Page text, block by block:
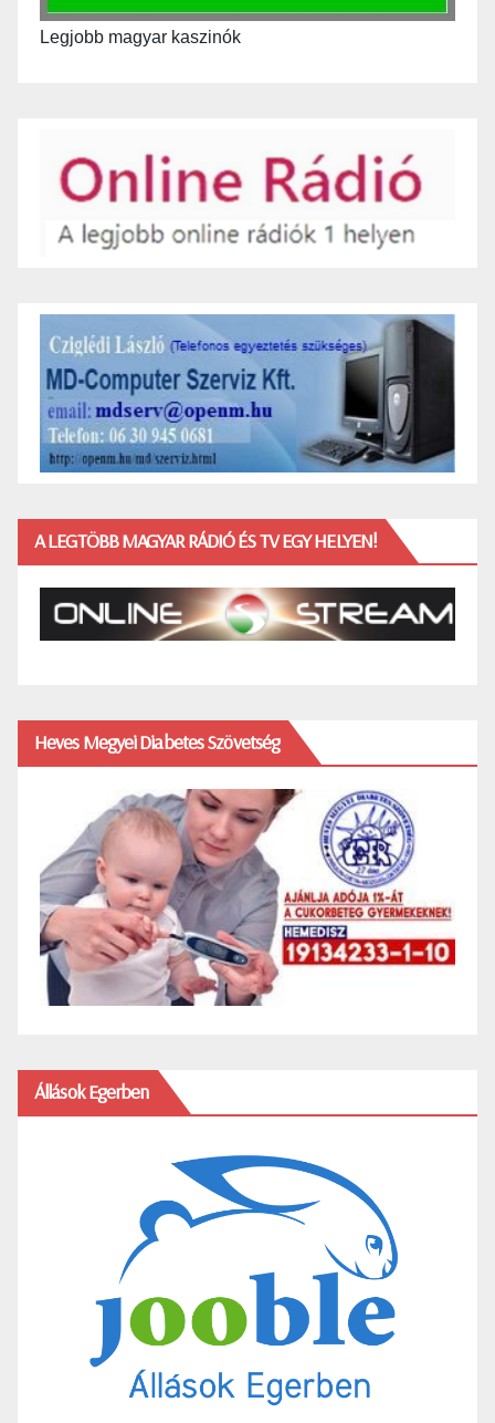
Legjobb magyar kaszinók
A LEGTÖBB MAGYAR RÁDIÓ ÉS TV EGY HELYEN!
Heves Megyei Diabetes Szövetség
Állások Egerben